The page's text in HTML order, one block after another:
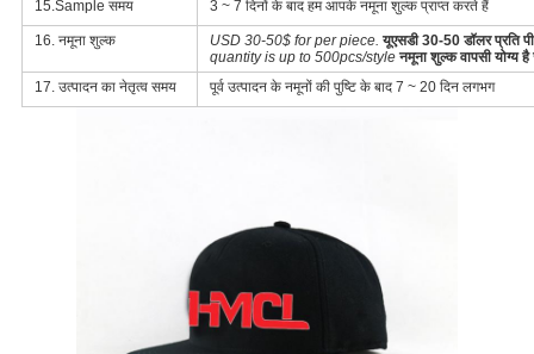
15.Sample समय 3 ~ 7 दिनों के बाद हम आपके नमूना शुल्क प्राप्त करते हैं
16. नमूना शुल्क USD 30-50$ for per piece. यूएसडी 30-50 डॉलर प्रति
quantity is up to 500pcs/style नमूना शुल्क वापसी
17. उत्पादन का नेतृत्व समय
पूर्व उत्पादन के नमूनों की पुष्टि के बाद 7 ~ 20 दिन लगभग